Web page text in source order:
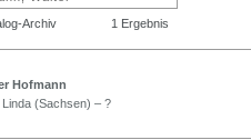
Archiv 1 Ergebnis
Hofmann
Linda (Sachsen) – ?